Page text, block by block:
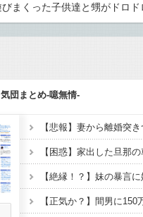
気団まとめ-噫無情-